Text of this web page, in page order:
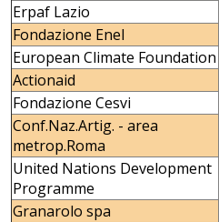
Erpaf Lazio
Fondazione Enel
European Climate Foundation
Actionaid
Fondazione Cesvi
Conf.Naz.Artig. - area
metrop.Roma
United Nations Development
Programme
Granarolo spa